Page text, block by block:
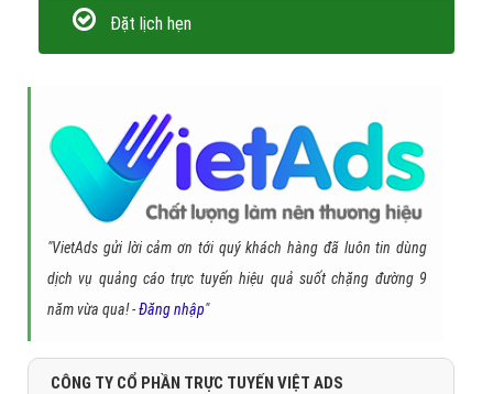
Đặt lịch hẹn
"VietAds gửi lời cảm ơn tới quý khách hàng đã luôn tin dùng
dịch vụ quảng cáo trực tuyến hiệu quả suốt chặng đường 9
năm vừa qua! -Đăng nhập"
CÔNG TY CỔ PHẦN TRỰC TUYẾN VIỆT ADS